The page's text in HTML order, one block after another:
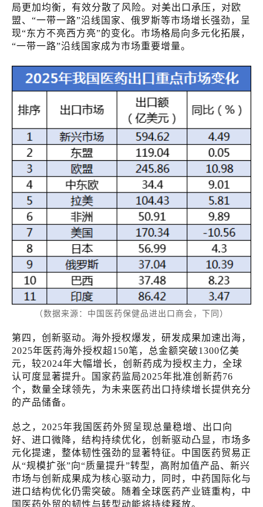
局更加均衡，有效分散了风险。对美出口承压，对欧
盟、“一带一路”沿线国家、俄罗斯等市场增长强劲，呈
现“东方不亮西方亮”的变化。市场格局向多元化拓展，
“一带一路”沿线国家成为市场重要增量。
（数据来源：中国医药保健品进出口商会，下同）
第四，创新驱动。海外授权爆发，研发成果加速出海，
2025年医药海外授权超150笔，总金额突破1300亿美
元，较2024年大幅增长，创新药成为授权主力，全球
认可度显著提升。国家药监局2025年批准创新药76
个，数量全球领先，为未来医药出口持续增长提供充分
的产品储备。
总之，2025年我国医药外贸呈现总量稳增、出口向
好、进口微降，结构持续优化，创新驱动凸显，市场多
元化提速，整体韧性强劲的显著特征。中国医药贸易正
从“规模扩张”向“质量提升”转型，高附加值产品、新兴
市场与创新成果成为核心驱动力，同时，中药国际化与
进口结构优化仍需突破。随着全球医药产业链重构，中
国医药外贸的韧性与转型动能将持续释放。